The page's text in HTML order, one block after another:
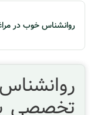
روانشناس خوب در
تخصصی